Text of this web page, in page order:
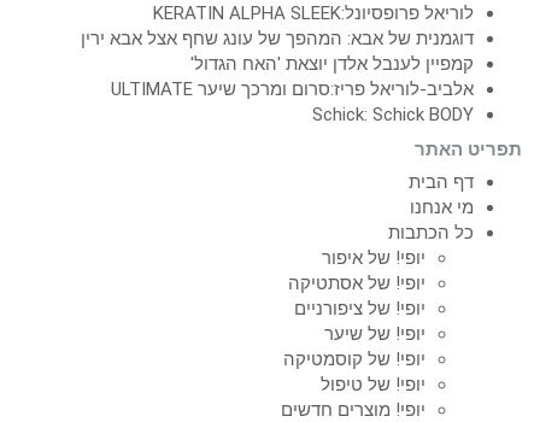
לוריאל פרופסיונל:KERATIN ALPHA SLEEK
דוגמנית של אבא: המהפך של עונג שחף אצל אבא ירין
קמפיין לענבל אלדן יוצאת 'האח הגדול'
אלביב-לוריאל פריז:סרום ומרכך שיער ULTIMATE
Schick: Schick BODY
תפריט האתר
דף הבית
מי אנחנו
כל הכתבות
יופי! של איפור
יופי! של אסתטיקה
יופי! של ציפורניים
יופי! של שיער
יופי! של קוסמטיקה
יופי! של טיפול
יופי! מוצרים חדשים